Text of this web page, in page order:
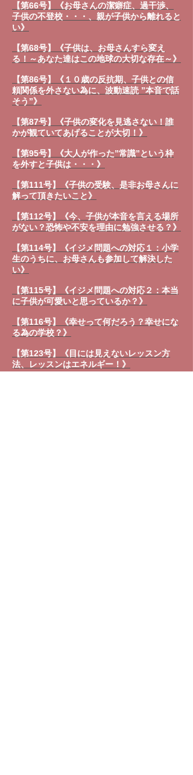
【第66号】《お母さんの潔癖症、過干渉、
子供の不登校・・・、親が子供から離れると
い》
【第68号】《子供は、お母さんすら変え
る！～あなた達はこの地球の大切な存在～》
【第86号】《１０歳の反抗期、子供との信
頼関係を外さない為に、波動速読 ”本音で話
そう”》
【第87号】《子供の変化を見逃さない！誰
かが観ていてあげることが大切！》
【第95号】《大人が作った”常識”という枠
を外すと子供は・・・》
【第111号】《子供の受験、是非お母さんに
解って頂きたいこと》
【第112号】《今、子供が本音を言える場所
がない？恐怖や不安を理由に勉強させる？》
【第114号】《イジメ問題への対応１：小学
生のうちに、お母さんも参加して解決した
い》
【第115号】《イジメ問題への対応２：本当
に子供が可愛いと思っているか？》
【第116号】《幸せって何だろう？幸せにな
る為の学校？》
【第123号】《目には見えないレッスン方
法、レッスンはエネルギー！》